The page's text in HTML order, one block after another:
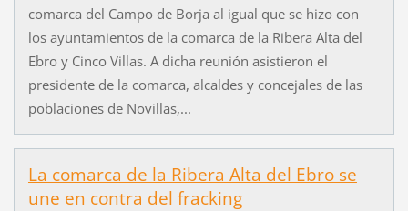
comarca del Campo de Borja al igual que se hizo con
los ayuntamientos de la comarca de la Ribera Alta del
Ebro y Cinco Villas. A dicha reunión asistieron el
presidente de la comarca, alcaldes y concejales de las
poblaciones de Novillas,...
La comarca de la Ribera Alta del Ebro se
une en contra del fracking